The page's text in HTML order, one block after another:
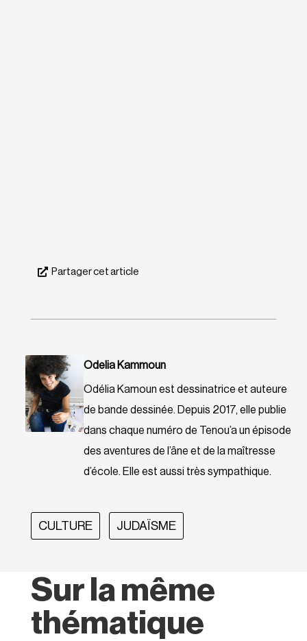
Partager cet article
Odelia Kammoun
Odélia Kamoun est dessinatrice et auteure
de bande dessinée. Depuis 2017, elle publie
dans chaque numéro de Tenou’a un épisode
des aventures de l’âne et de la maîtresse
d’école. Elle est aussi très sympathique.
CULTURE JUDAÏSME
Sur la même
thématique